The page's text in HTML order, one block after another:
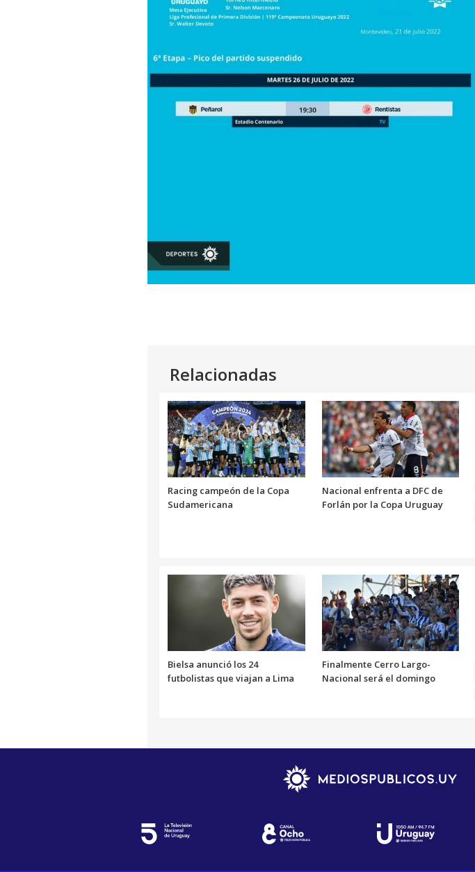
Relacionadas
Racing campeón de la Copa
Sudamericana
Nacional enfrenta a DFC de
Forlán por la Copa Uruguay
Bielsa anunció los 24
futbolistas que viajan a Lima
Finalmente Cerro Largo-
Nacional será el domingo